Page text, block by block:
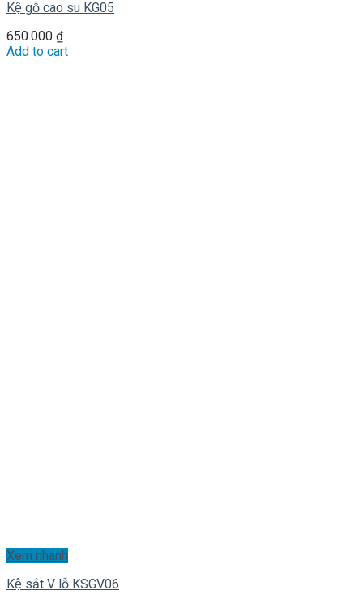
Kệ gỗ cao su KG05
650.000 ₫
Add to cart
Xem nhanh
Kệ sắt V lỗ KSGV06